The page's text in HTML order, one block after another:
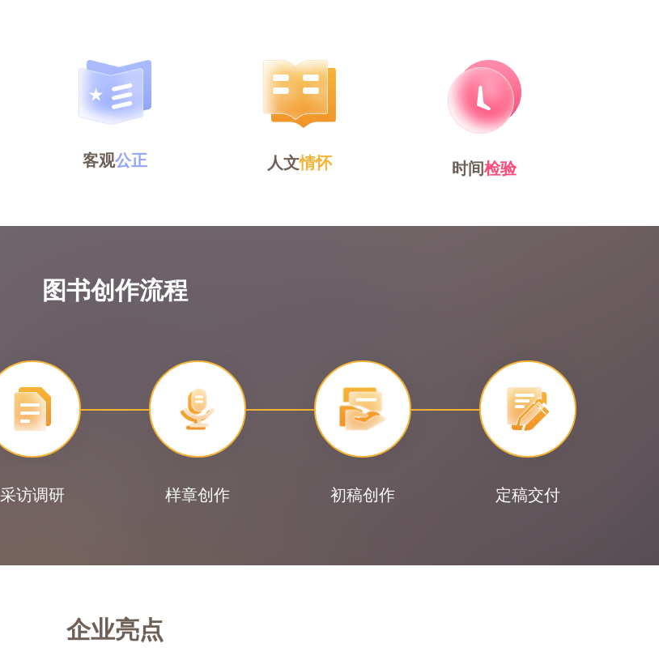
客观公正 人文情怀 时间检验
图书创作流程
采访调研 样章创作 初稿创作 定稿交付
企业亮点